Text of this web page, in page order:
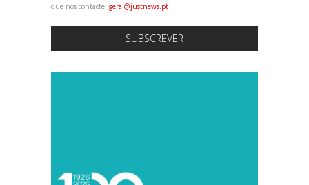
que nos contacte: geral@justnews.pt
SUBSCREVER